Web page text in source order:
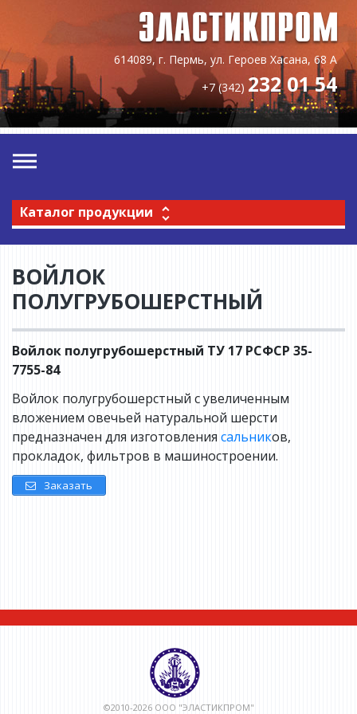
614089, г. Пермь, ул. Героев Хасана, 68 А
+7 (342) 232 01 54
Каталог продукции
ВОЙЛОК
ПОЛУГРУБОШЕРСТНЫЙ
Войлок полугрубошерстный ТУ 17 РСФСР 35-
7755-84
Войлок полугрубошерстный с увеличенным
вложением овечьей натуральной шерсти
предназначен для изготовления сальников,
прокладок, фильтров в машиностроении.
Заказать
©2010-2026 ООО "ЭЛАСТИКПРОМ"